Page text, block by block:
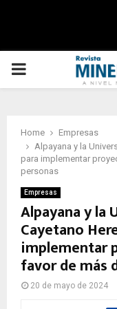
PRIMARY
Home
Empresas
Alpayana y la
para implementar
personas
Empresas
Alpayana y la
Cayetano
implementar
favor de más
20 de mayo de 2024